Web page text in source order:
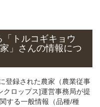
「トルコギキョウ
家」さんの情報につ
登録された農家（農業従事
ロップス]運営事務局が提
する一般情報（品種/種